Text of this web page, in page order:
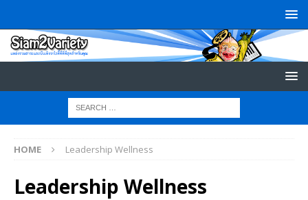
HOME Leadership Wellness
Leadership Wellness